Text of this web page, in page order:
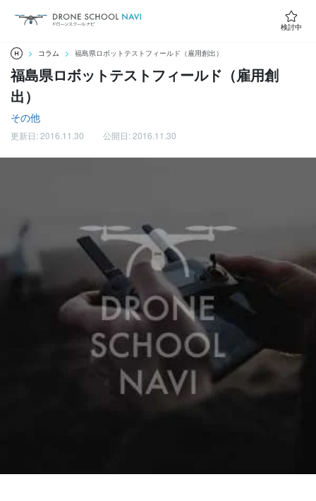
検討中
コラム 福島県ロボットテストフィールド（雇用創出）
福島県ロボットテストフィールド（雇用創
出）
その他
更新日: 2016.11.30 公開日: 2016.11.30